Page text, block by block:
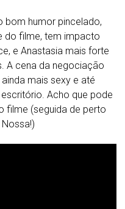
bom humor pincelado,
do filme, tem impacto
e Anastasia mais forte
A cena da negociação
mais sexy e até
Acho que pode
filme (seguida de perto